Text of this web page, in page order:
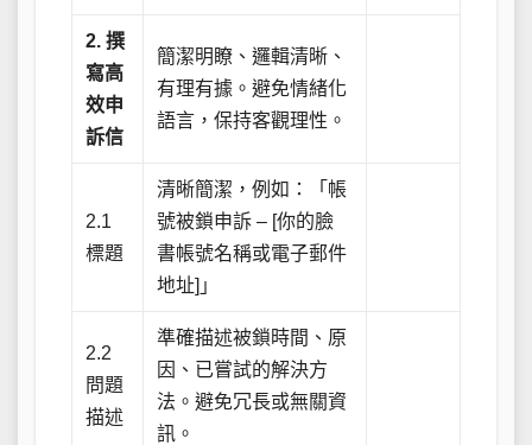
2. 撰
寫高
效申
訴信
簡潔明瞭、邏輯清晰、
有理有據。避免情緒化
語言，保持客觀理性。
2.1
標題
清晰簡潔，例如：「帳
號被鎖申訴 – [你的臉
書帳號名稱或電子郵件
地址]」
2.2
問題
描述
準確描述被鎖時間、原
因、已嘗試的解決方
法。避免冗長或無關資
訊。